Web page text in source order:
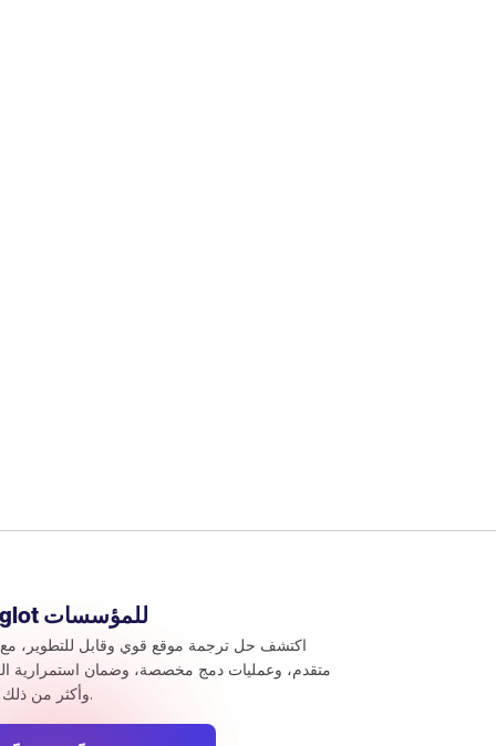
Weglot للمؤسسات
اكتشف حل ترجمة موقع قوي وقابل للتطوير، مع
متقدم، وعمليات دمج مخصصة، وضمان استمرارية
وأكثر من ذلك بكثير.